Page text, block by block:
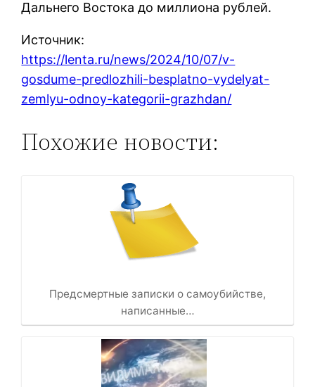
Дальнего Востока до миллиона рублей.
Источник:
https://lenta.ru/news/2024/10/07/v-
gosdume-predlozhili-besplatno-vydelyat-
zemlyu-odnoy-kategorii-grazhdan/
Похожие новости:
Предсмертные записки о самоубийстве,
написанные…